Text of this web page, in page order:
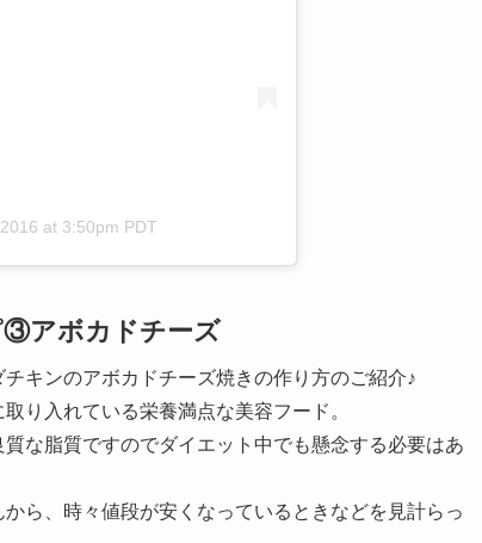
at 3:50pm PDT
③アボカドチーズ
キンのアボカドチーズ焼きの作り方のご紹介♪
り入れている栄養満点な美容フード。
な脂質ですのでダイエット中でも懸念する必要はあ
ら、時々値段が安くなっているときなどを見計らっ